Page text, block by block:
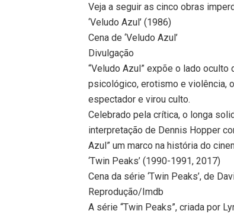
Veja a seguir as cinco obras
‘Veludo Azul’ (1986)
Cena de ‘Veludo Azul’
Divulgação
“Veludo Azul” expõe o lado
psicológico, erotismo e violência,
espectador e virou culto.
Celebrado pela crítica, o longa
interpretação de Dennis Hopper
Azul” um marco na história do
‘Twin Peaks’ (1990-1991, 2017)
Cena da série ‘Twin Peaks’, de
Reprodução/Imdb
A série “Twin Peaks”, criada por